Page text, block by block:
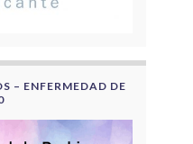
– ENFERMEDAD DE